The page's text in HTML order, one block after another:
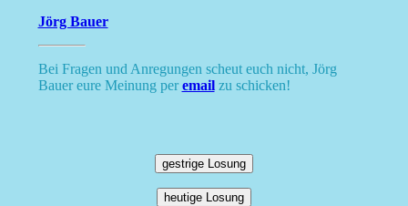
Jörg Bauer
Bei Fragen und Anregungen scheut euch nicht, Jörg
Bauer eure Meinung peremailzu schicken!
gestrige Losung
heutige Losung